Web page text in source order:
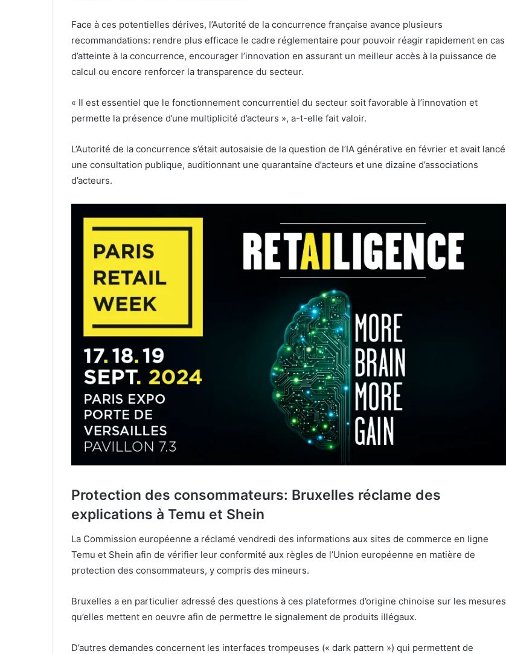
Face à ces potentielles dérives, l’Autorité de la concurrence française avance plusieurs
recommandations: rendre plus efficace le cadre réglementaire pour pouvoir réagir rapidement en cas
d’atteinte à la concurrence, encourager l’innovation en assurant un meilleur accès à la puissance de
calcul ou encore renforcer la transparence du secteur.
« Il est essentiel que le fonctionnement concurrentiel du secteur soit favorable à l’innovation et
permette la présence d’une multiplicité d’acteurs », a-t-elle fait valoir.
L’Autorité de la concurrence s’était autosaisie de la question de l’IA générative en février et avait lancé
une consultation publique, auditionnant une quarantaine d’acteurs et une dizaine d’associations
d’acteurs.
Protection des consommateurs: Bruxelles réclame des
explications à Temu et Shein
La Commission européenne a réclamé vendredi des informations aux sites de commerce en ligne
Temu et Shein afin de vérifier leur conformité aux règles de l’Union européenne en matière de
protection des consommateurs, y compris des mineurs.
Bruxelles a en particulier adressé des questions à ces plateformes d’origine chinoise sur les mesures
qu’elles mettent en oeuvre afin de permettre le signalement de produits illégaux.
D’autres demandes concernent les interfaces trompeuses (« dark pattern ») qui permettent de